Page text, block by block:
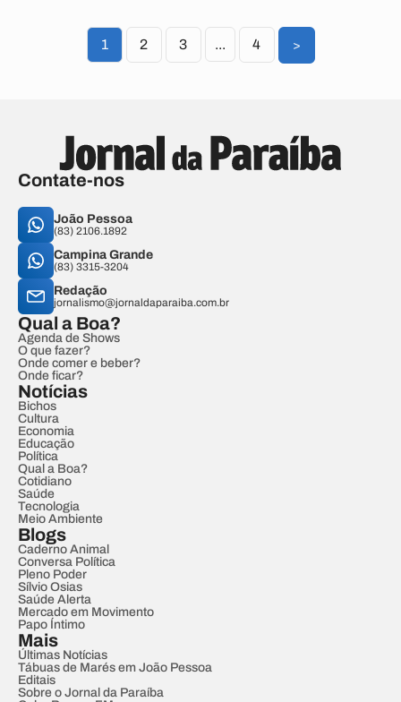
1 2 3 ... 4 >
Contate-nos
João Pessoa
(83) 2106.1892
Campina Grande
(83) 3315-3204
Redação
jornalismo@jornaldaparaiba.com.br
Qual a Boa?
Agenda de Shows
O que fazer?
Onde comer e beber?
Onde ficar?
Notícias
Bichos
Cultura
Economia
Educação
Política
Qual a Boa?
Cotidiano
Saúde
Tecnologia
Meio Ambiente
Blogs
Caderno Animal
Conversa Política
Pleno Poder
Sílvio Osias
Saúde Alerta
Mercado em Movimento
Papo Íntimo
Mais
Últimas Notícias
Tábuas de Marés em João Pessoa
Editais
Sobre o Jornal da Paraíba